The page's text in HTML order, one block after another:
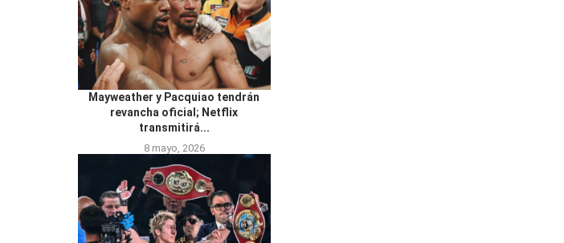
Mayweather y Pacquiao tendrán
revancha oficial; Netflix
transmitirá...
8 mayo, 2026